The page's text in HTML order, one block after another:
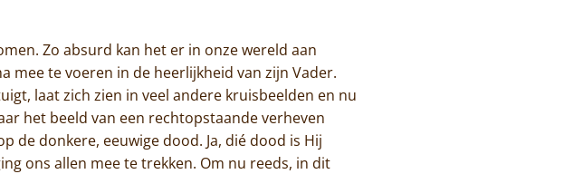
Zo absurd kan het er in onze wereld aan
mee te voeren in de heerlijkheid van zijn Vader.
laat zich zien in veel andere kruisbeelden en nu
het beeld van een rechtopstaande verheven
de donkere, eeuwige dood. Ja, dié dood is Hij
ons allen mee te trekken. Om nu reeds, in dit